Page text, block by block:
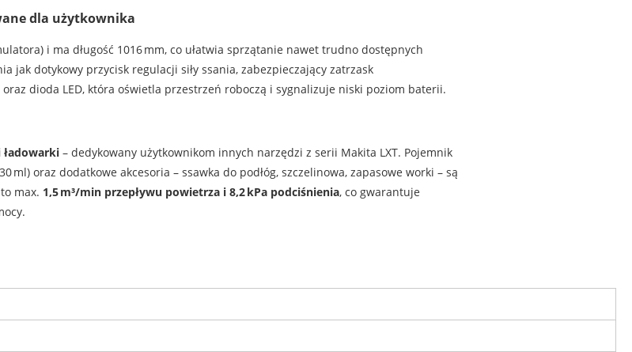
dla użytkownika
i ma długość 1016 mm, co ułatwia sprzątanie nawet trudno dostępnych
jak dotykowy przycisk regulacji siły ssania, zabezpieczający zatrzask
dioda LED, która oświetla przestrzeń roboczą i sygnalizuje niski poziom baterii.
– dedykowany użytkownikom innych narzędzi z serii Makita LXT. Pojemnik
ml) oraz dodatkowe akcesoria – ssawka do podłóg, szczelinowa, zapasowe worki – są
max. 1,5 m³/min przepływu powietrza i 8,2 kPa podciśnienia, co gwarantuje